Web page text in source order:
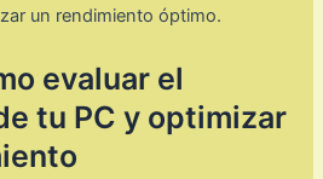
un rendimiento óptimo.
evaluar el
tu PC y optimizar